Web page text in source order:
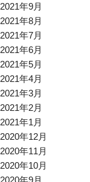
2021年9月
2021年8月
2021年7月
2021年6月
2021年5月
2021年4月
2021年3月
2021年2月
2021年1月
2020年12月
2020年11月
2020年10月
2020年9月